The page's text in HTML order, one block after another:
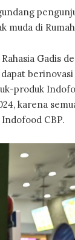
muda di
Gadis
produk
karena
CBP.